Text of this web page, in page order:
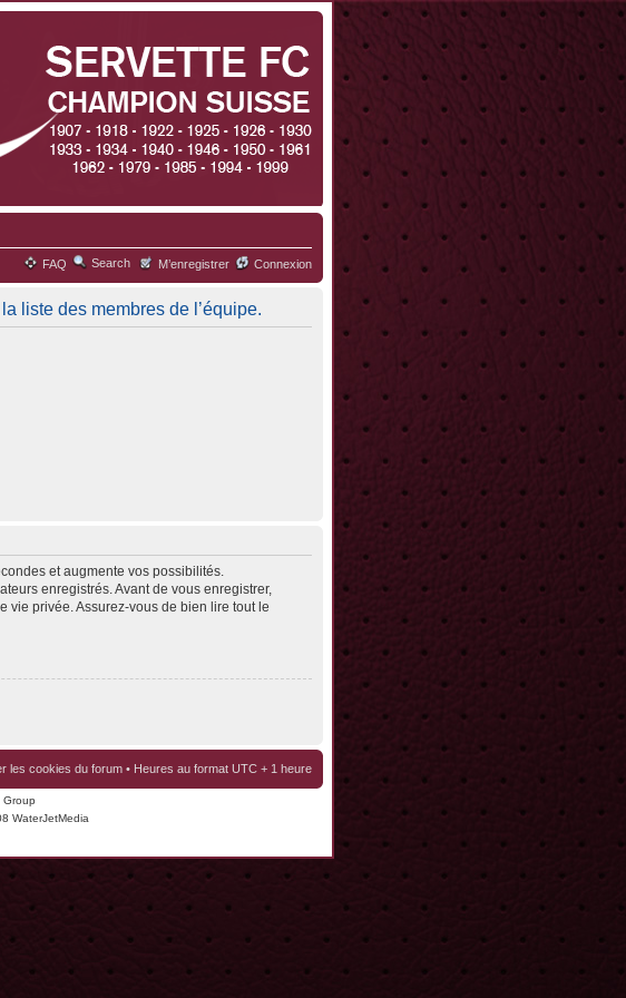
FAQ Search M’enregistrer Connexion
liste des membres de l’équipe.
et augmente vos possibilités.
enregistrés. Avant de vous enregistrer,
vie privée. Assurez-vous de bien lire tout le
les cookies du forum • Heures au format UTC + 1 heure
WaterJetMedia